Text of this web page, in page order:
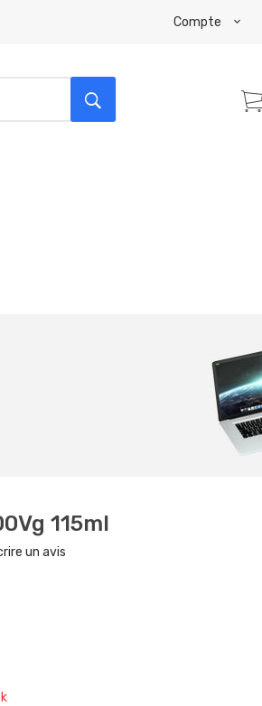
Compte
115ml
un avis